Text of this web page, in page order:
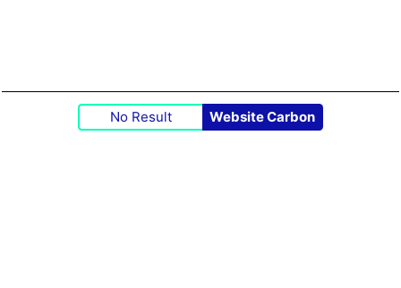
No Result Website Carbon